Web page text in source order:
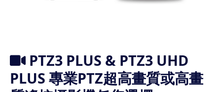
PTZ3 PLUS & PTZ3 UHD
PLUS 專業PTZ超高畫質或高畫